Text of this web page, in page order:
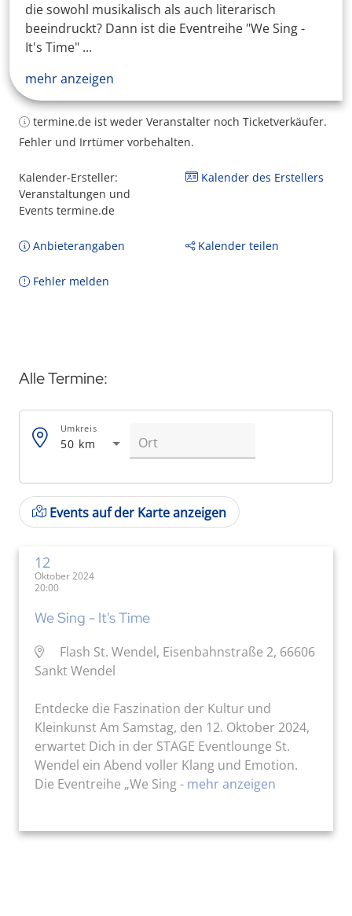
die sowohl musikalisch als auch literarisch
beeindruckt? Dann ist die Eventreihe "We Sing -
It's Time" ...
mehr anzeigen
termine.de ist weder Veranstalter noch Ticketverkäufer.
Fehler und Irrtümer vorbehalten.
Kalender-Ersteller:
Veranstaltungen und
Events termine.de
Kalender des Erstellers
Anbieterangaben Kalender teilen
Fehler melden
Alle Termine:
50 km
Umkreis
Events auf der Karte anzeigen
12
Oktober 2024
20:00
We Sing - It's Time
Flash St. Wendel, Eisenbahnstraße 2, 66606
Sankt Wendel
Entdecke die Faszination der Kultur und
Kleinkunst Am Samstag, den 12. Oktober 2024,
erwartet Dich in der STAGE Eventlounge St.
Wendel ein Abend voller Klang und Emotion.
Die Eventreihe „We Sing - mehr anzeigen